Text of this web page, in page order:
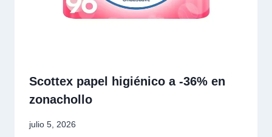
Scottex papel higiénico a -36% en
zonachollo
julio 5, 2026